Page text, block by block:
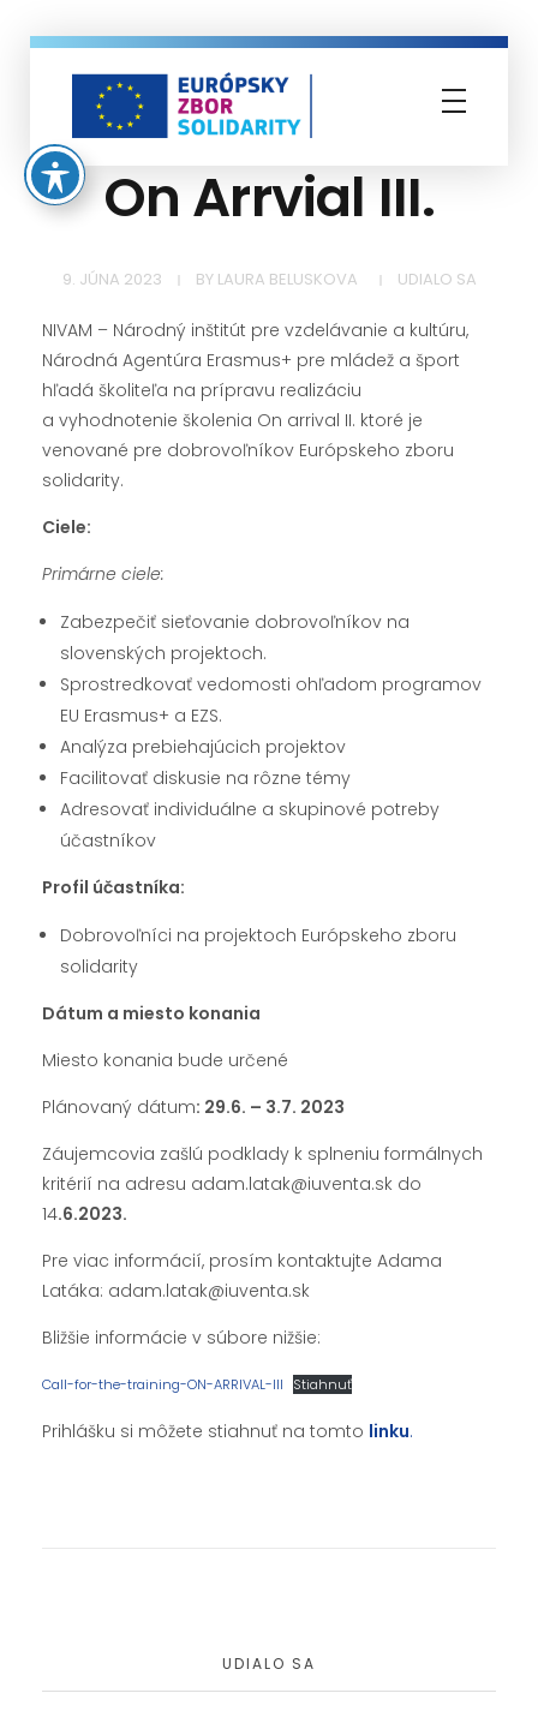
On Arrvial III.
9. JÚNA 2023 BY LAURA BELUSKOVA UDIALO SA
NIVAM – Národný inštitút pre vzdelávanie a kultúru,
Národná Agentúra Erasmus+ pre mládež a šport
hľadá školiteľa na prípravu realizáciu
a vyhodnotenie školenia On arrival II. ktoré je
venované pre dobrovoľníkov Európskeho zboru
solidarity.
Ciele:
Primárne ciele:
Zabezpečiť sieťovanie dobrovoľníkov na
slovenských projektoch.
Sprostredkovať vedomosti ohľadom programov
EU Erasmus+ a EZS.
Analýza prebiehajúcich projektov
Facilitovať diskusie na rôzne témy
Adresovať individuálne a skupinové potreby
účastníkov
Profil účastníka:
Dobrovoľníci na projektoch Európskeho zboru
solidarity
Dátum a miesto konania
Miesto konania bude určené
Plánovaný dátum: 29.6. – 3.7. 2023
Záujemcovia zašlú podklady k splneniu formálnych
kritérií na adresu adam.latak@iuventa.sk do
14.6.2023.
Pre viac informácií, prosím kontaktujte Adama
Latáka: adam.latak@iuventa.sk
Bližšie informácie v súbore nižšie:
Call-for-the-training-ON-ARRIVAL-III Stiahnuť
Prihlášku si môžete stiahnuť na tomto linku.
UDIALO SA